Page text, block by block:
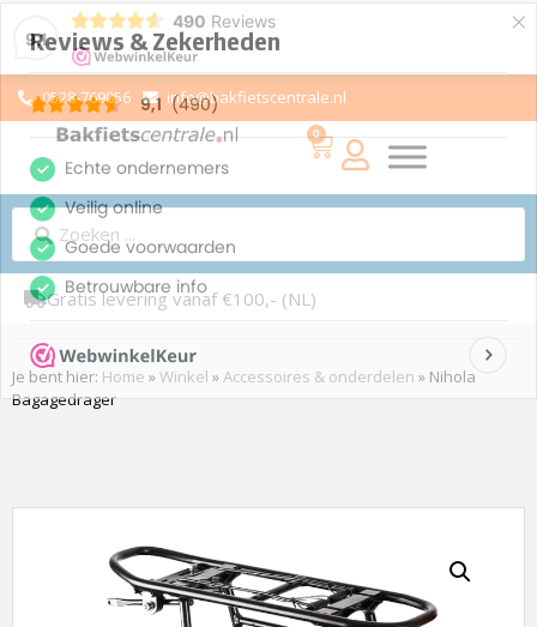
9,1
490 Reviews ×
0528-769056 info@bakfietscentrale.nl
0
Gratis levering vanaf €100,- (NL)
Je bent hier: Home »Winkel » Accessoires & onderdelen » Nihola
Bagagedrager